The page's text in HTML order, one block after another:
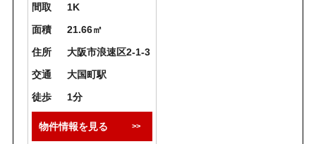
間取
1K
面積
21.66㎡
住所
大阪市浪速区2-1-3
交通
大国町駅
徒歩
1分
物件情報を見る